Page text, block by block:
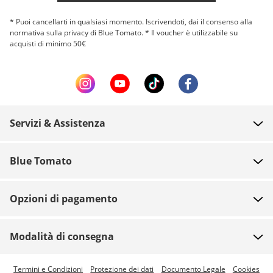
* Puoi cancellarti in qualsiasi momento. Iscrivendoti, dai il consenso alla
normativa sulla privacy di Blue Tomato. * Il voucher è utilizzabile su
acquisti di minimo 50€
Servizi & Assistenza
Pagamento
Resi
Blue Tomato
Posti di lavoro
Opzioni di pagamento
Modalità di consegna
Disponibile la spedizione espressa
Termini e Condizioni Protezione dei dati Documento Legale Cookies